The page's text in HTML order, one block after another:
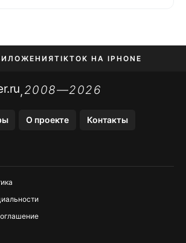
TIKTOK НА IPHONE
STORE
,2008—2026
О проекте Контакты